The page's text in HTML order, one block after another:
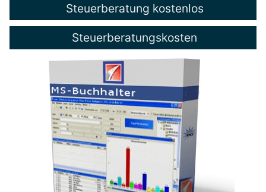
Steuerberatung kostenlos
Steuerberatungskosten